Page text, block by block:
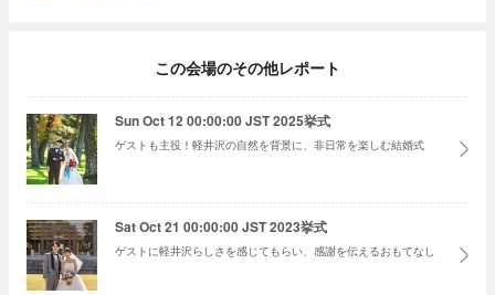
この会場のその他レポート
Sun Oct 12 00:00:00 JST 2025挙式
ゲストも主役！軽井沢の自然を背景に、非日常を楽しむ結婚式
Sat Oct 21 00:00:00 JST 2023挙式
ゲストに軽井沢らしさを感じてもらい、感謝を伝えるおもてなし